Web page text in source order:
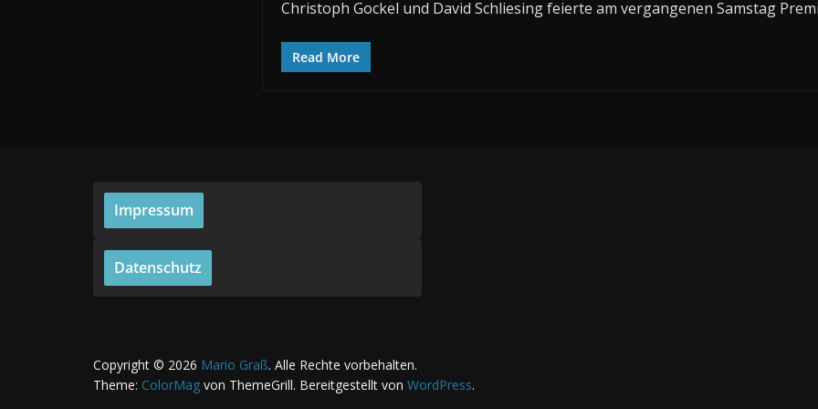
Christoph Gockel und David Schliesing feierte am vergangenen Samstag
Read More
Impressum
Datenschutz
Copyright © 2026 Mario Graß. Alle Rechte vorbehalten.
Theme: ColorMag von ThemeGrill. Bereitgestellt von WordPress.